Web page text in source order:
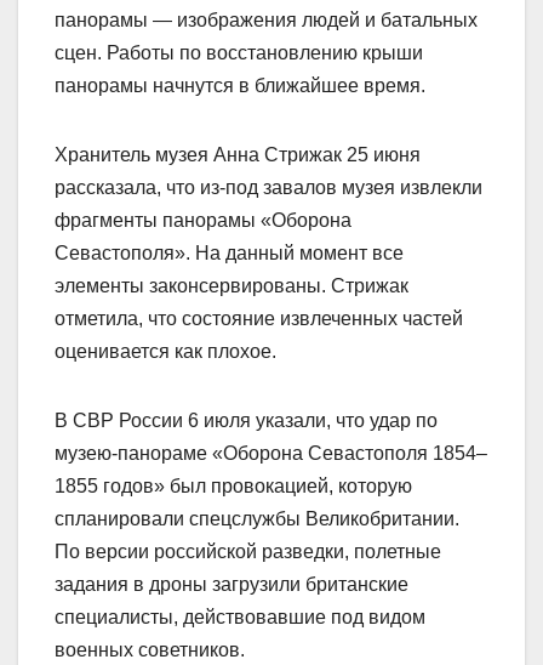
панорамы — изображения людей и батальных
сцен. Работы по восстановлению крыши
панорамы начнутся в ближайшее время.
Хранитель музея Анна Стрижак 25 июня
рассказала, что из-под завалов музея извлекли
фрагменты панорамы «Оборона
Севастополя». На данный момент все
элементы законсервированы. Стрижак
отметила, что состояние извлеченных частей
оценивается как плохое.
В СВР России 6 июля указали, что удар по
музею-панораме «Оборона Севастополя 1854–
1855 годов» был провокацией, которую
спланировали спецслужбы Великобритании.
По версии российской разведки, полетные
задания в дроны загрузили британские
специалисты, действовавшие под видом
военных советников.